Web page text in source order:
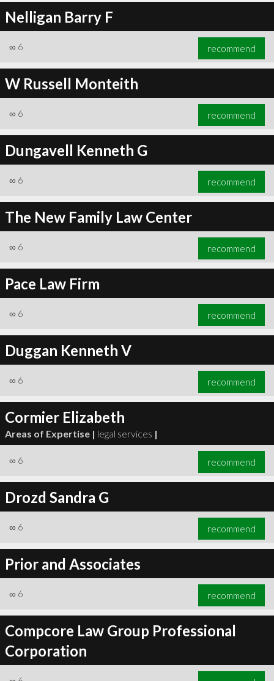
Nelligan Barry F
∞ 6 recommend
W Russell Monteith
∞ 6 recommend
Dungavell Kenneth G
∞ 6 recommend
The New Family Law Center
∞ 6 recommend
Pace Law Firm
∞ 6 recommend
Duggan Kenneth V
∞ 6 recommend
Cormier Elizabeth
Areas of Expertise | legal services |
∞ 6 recommend
Drozd Sandra G
∞ 6 recommend
Prior and Associates
∞ 6 recommend
Compcore Law Group Professional
Corporation